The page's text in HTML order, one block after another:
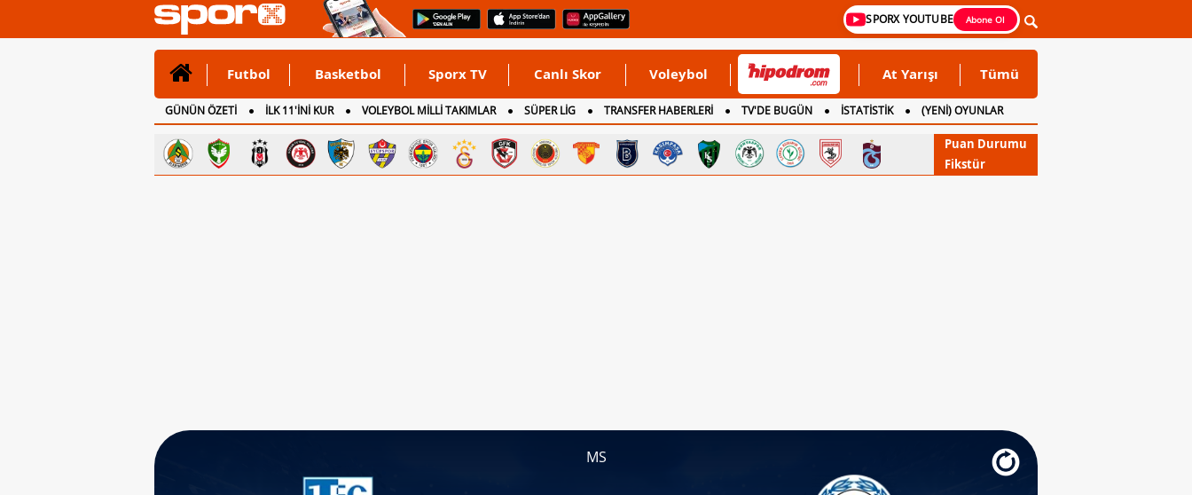
SPORX YOUTUBE Abone Ol
Futbol Basketbol Sporx TV Canlı Skor Voleybol At Yarışı Tümü
GÜNÜN ÖZETİ İLK 11'İNİ KUR VOLEYBOL MİLLİ TAKIMLAR SÜPER LİG TRANSFER HABERLERİ TV'DE BUGÜN İSTATİSTİK
(YENİ) OYUNLAR
CANLI ANLATIM
İNGİLTERE
Puan Durumu
Fikstür
MS